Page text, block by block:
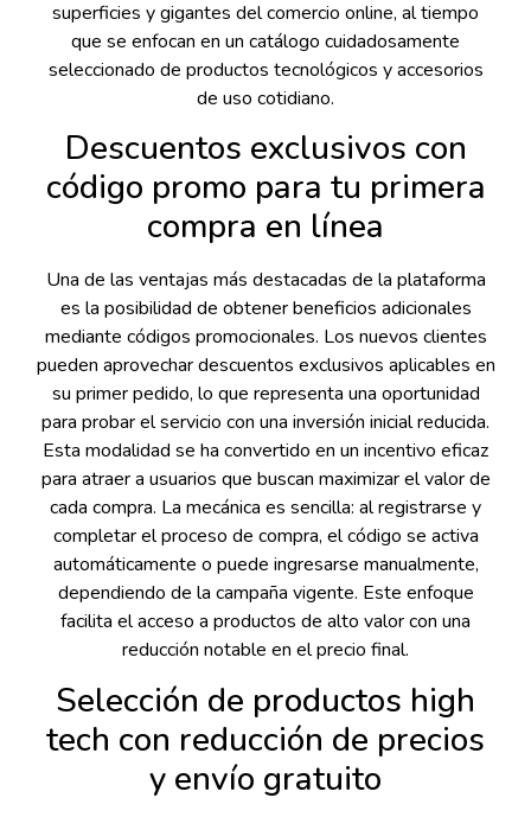
superficies y gigantes del comercio online, al tiempo
que se enfocan en un catálogo cuidadosamente
seleccionado de productos tecnológicos y accesorios
de uso cotidiano.
Descuentos exclusivos con
código promo para tu primera
compra en línea
Una de las ventajas más destacadas de la plataforma
es la posibilidad de obtener beneficios adicionales
mediante códigos promocionales. Los nuevos clientes
pueden aprovechar descuentos exclusivos aplicables en
su primer pedido, lo que representa una oportunidad
para probar el servicio con una inversión inicial reducida.
Esta modalidad se ha convertido en un incentivo eficaz
para atraer a usuarios que buscan maximizar el valor de
cada compra. La mecánica es sencilla: al registrarse y
completar el proceso de compra, el código se activa
automáticamente o puede ingresarse manualmente,
dependiendo de la campaña vigente. Este enfoque
facilita el acceso a productos de alto valor con una
reducción notable en el precio final.
Selección de productos high
tech con reducción de precios
y envío gratuito